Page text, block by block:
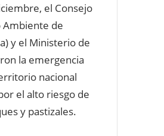
el Consejo
Ambiente de
y el Ministerio de
la emergencia
nacional
el alto riesgo de
y pastizales.